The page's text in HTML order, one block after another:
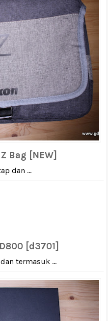
Bag [NEW]
dan ...
[d3701]
termasuk ...